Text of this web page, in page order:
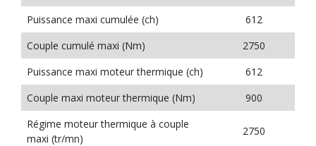
Puissance maxi cumulée (ch)
612
Couple cumulé maxi (Nm)
2750
Puissance maxi moteur thermique (ch)
612
Couple maxi moteur thermique (Nm)
900
Régime moteur thermique à couple
maxi (tr/mn)
2750